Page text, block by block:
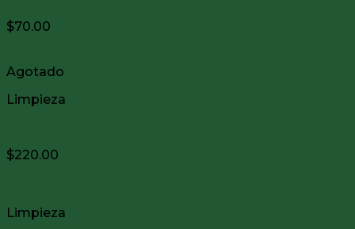
$70.00
Agotado
Limpieza
$220.00
Limpieza